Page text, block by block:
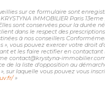
sur ce formulaire sont
IMMOBILIER Paris
sont conservées pour la durée
dans le respect des
à nos conseillers
vous pouvez exercer votre droit
et les faire rectifier en contactant
contact@krystyna-
de la liste d'opposition au
sur laquelle vous pouvez vous
»